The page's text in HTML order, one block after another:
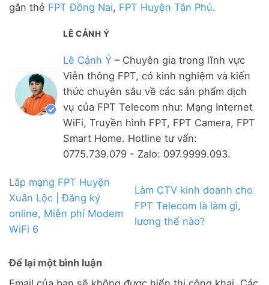
gắn thẻ FPT Đồng Nai, FPT Huyện Tân Phú.
LÊ CẢNH Ý
Lê Cảnh Ý – Chuyên gia trong lĩnh vực
Viễn thông FPT, có kinh nghiệm và kiến
thức chuyên sâu về các sản phẩm dịch
vụ của FPT Telecom như: Mạng Internet
WiFi, Truyền hình FPT, FPT Camera, FPT
Smart Home. Hotline tư vấn:
0775.739.079 - Zalo: 097.9999.093.
Lắp mạng FPT Huyện
Xuân Lộc | Đăng ký
online, Miễn phí Modem
WiFi 6
Làm CTV kinh doanh cho
FPT Telecom là làm gì,
lương thế nào?
Để lại một bình luận